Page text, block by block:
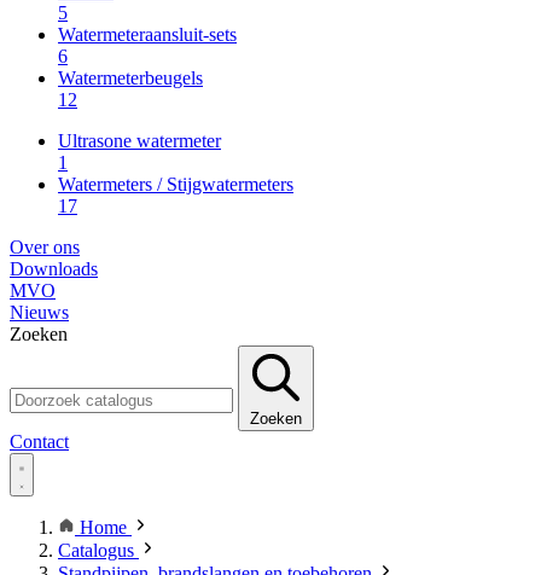
5
Watermeteraansluit-sets
6
Watermeterbeugels
12
Ultrasone watermeter
1
Watermeters / Stijgwatermeters
17
Over ons
Downloads
MVO
Nieuws
Zoeken
Zoeken
Contact
Home
Catalogus